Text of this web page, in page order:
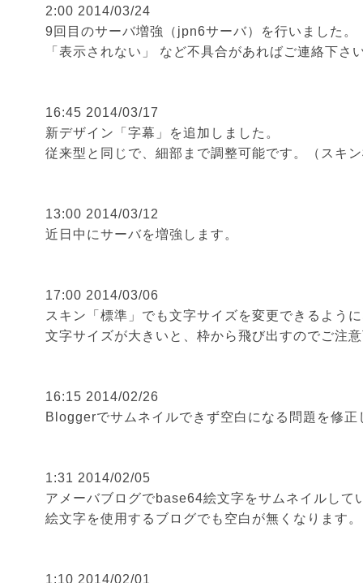
2:00 2014/03/24
9回目のサーバ増強（jpn6サーバ）を行いました。
「表示されない」 など不具合があればご連絡下さ
16:45 2014/03/17
新デザイン「字幕」を追加しました。
従来型と同じで、細部まで調整可能です。（スキ
13:00 2014/03/12
近日中にサーバを増強します。
17:00 2014/03/06
スキン「標準」でも文字サイズを変更できるよう
文字サイズが大きいと、枠から飛び出すのでご注
16:15 2014/02/26
Bloggerでサムネイルできず空白になる問題を修正
1:31 2014/02/05
アメーバブログでbase64絵文字をサムネイルして
絵文字を使用するブログでも空白が無くなります。
1:10 2014/02/01